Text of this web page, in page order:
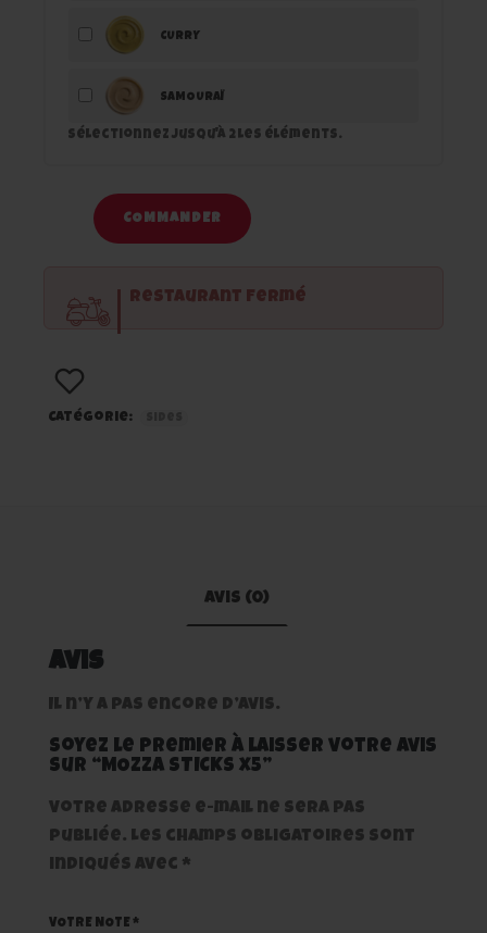
CURRY
SAMOURAÏ
Sélectionnez jusqu'à 2 les éléments.
COMMANDER
Restaurant Fermé
Catégorie:
Avis (0)
Avis
Il n’y a pas encore d’avis.
Soyez le premier à laisser votre avis
sur “MOZZA STICKS x5”
Votre adresse e-mail ne sera pas
publiée. Les champs obligatoires sont
indiqués avec *
VOTRE NOTE *